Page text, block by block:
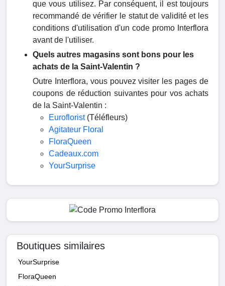
que vous utilisez. Par conséquent, il est toujours
recommandé de vérifier le statut de validité et les
conditions d'utilisation d'un code promo Interflora
avant de l'utiliser.
Quels autres magasins sont bons pour les
achats de la Saint-Valentin ?
Outre Interflora, vous pouvez visiter les pages de
coupons de réduction suivantes pour vos achats
de la Saint-Valentin :
Euroflorist(Téléfleurs)
Agitateur Floral
FloraQueen
Cadeaux.com
YourSurprise
Boutiques similaires
YourSurprise
FloraQueen